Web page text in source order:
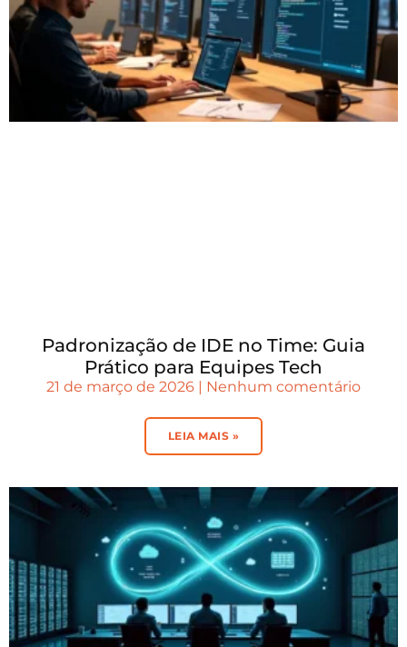
Padronização de IDE no Time: Guia
Prático para Equipes Tech
21 de março de 2026 Nenhum comentário
LEIA MAIS »